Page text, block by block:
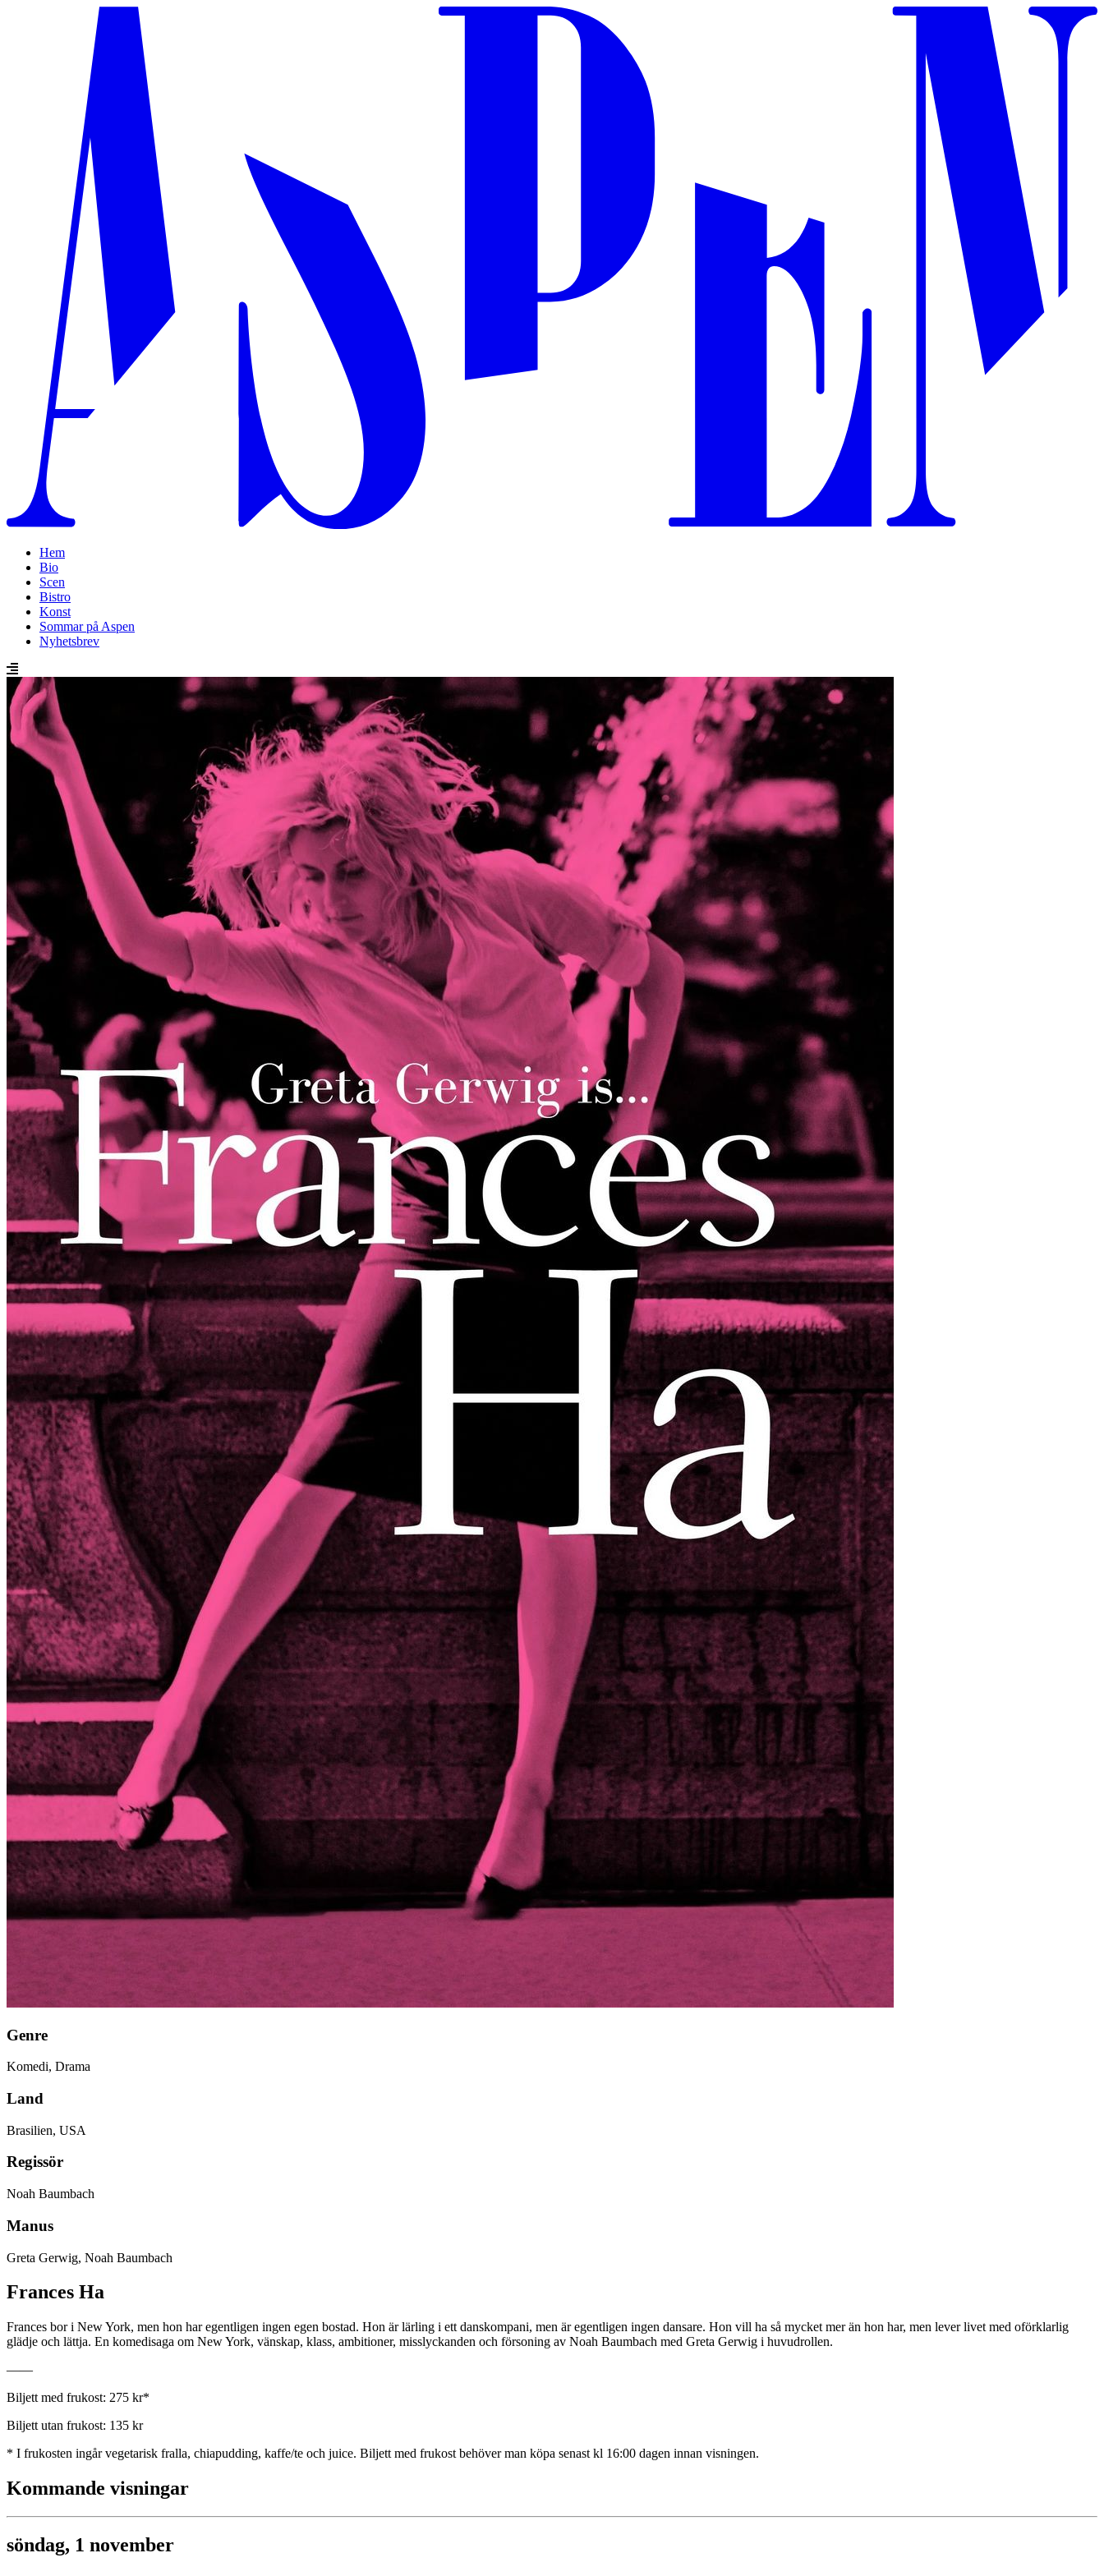
Hem
Bio
Scen
Bistro
Konst
Sommar på Aspen
Nyhetsbrev
Genre
Komedi, Drama
Land
Brasilien, USA
Regissör
Noah Baumbach
Manus
Greta Gerwig, Noah Baumbach
Frances Ha
Frances bor i New York, men hon har egentligen ingen egen bostad. Hon är lärling i ett danskompani, men är egentligen ingen dansare. Hon vill ha så mycket mer än hon har, men lever livet med oförklarlig
glädje och lättja. En komedisaga om New York, vänskap, klass, ambitioner, misslyckanden och försoning av Noah Baumbach med Greta Gerwig i huvudrollen.
——
Biljett med frukost: 275 kr*
Biljett utan frukost: 135 kr
* I frukosten ingår vegetarisk fralla, chiapudding, kaffe/te och juice. Biljett med frukost behöver man köpa senast kl 16:00 dagen innan visningen.
Kommande visningar
söndag, 1 november